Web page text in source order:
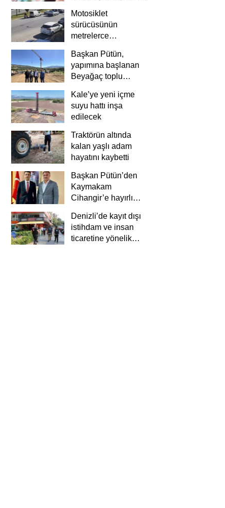
Motosiklet
sürücüsünün
metrelerce
güvenlik
kamerasında
Başkan Pütün,
yapımına başlanan
Beyağaç toplu
Kale’ye yeni içme
suyu hattı inşa
edilecek
Traktörün altında
kalan yaşlı adam
hayatını kaybetti
Başkan Pütün’den
Kaymakam
Cihangir’e hayırlı
Denizli’de kayıt dışı
istihdam ve insan
ticaretine yönelik